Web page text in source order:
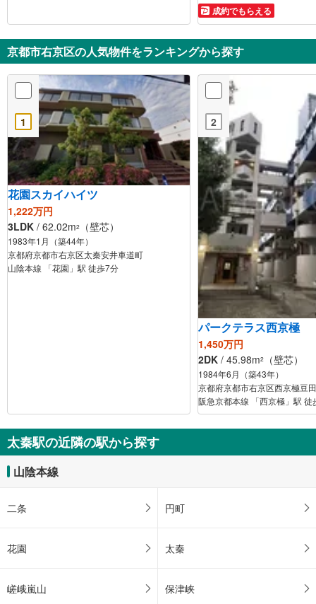
成約でもらえる
京都市右京区の人気物件をランキングから探す
1
花園スカイハイツ
1,222万円
3LDK / 62.02m2 （壁芯）
1983年1月（築44年）
京都府京都市右京区太秦安井車道町
山陰本線 「花園」駅 徒歩7分
2
パークテラス西京極
1,450万円
2DK / 45.98m2 （壁芯）
1984年6月（築43年）
京都府京都市右京区西京極豆
阪急京都本線 「西京極」駅 徒
太秦駅の近隣の駅から探す
山陰本線
二条 円町
花園 太秦
嵯峨嵐山 保津峡